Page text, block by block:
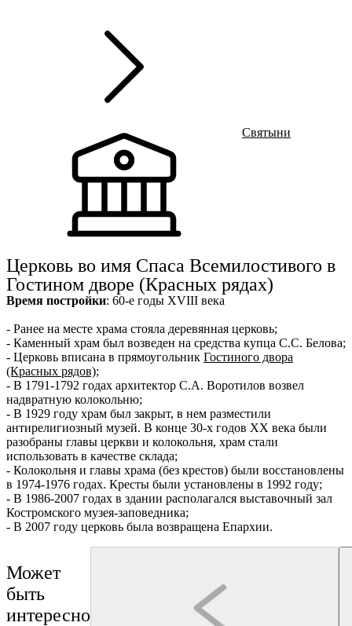
Святыни
Церковь во имя Спаса Всемилостивого в
Гостином дворе (Красных рядах)
Время постройки: 60-е годы XVIII века
- Ранее на месте храма стояла деревянная церковь;
- Каменный храм был возведен на средства купца С.С. Белова;
- Церковь вписана в прямоугольник Гостиного двора
(Красных рядов);
- В 1791-1792 годах архитектор С.А. Воротилов возвел
надвратную колокольню;
- В 1929 году храм был закрыт, в нем разместили
антирелигиозный музей. В конце 30-х годов XX века были
разобраны главы церкви и колокольня, храм стали
использовать в качестве склада;
- Колокольня и главы храма (без крестов) были восстановлены
в 1974-1976 годах. Кресты были установлены в 1992 году;
- В 1986-2007 годах в здании располагался выставочный зал
Костромского музея-заповедника;
- В 2007 году церковь была возвращена Епархии.
Может
быть
интересно